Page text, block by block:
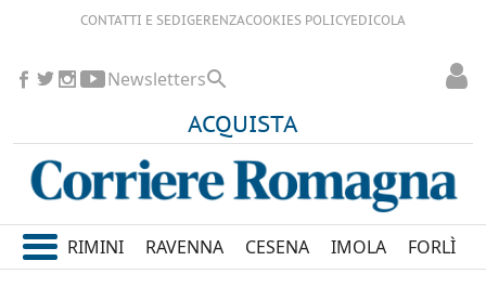
CONTATTI E SEDIGERENZACOOKIES POLICYEDICOLA
ACQUISTA
Newsletters
RIMINI RAVENNA CESENA IMOLA FORLÌ